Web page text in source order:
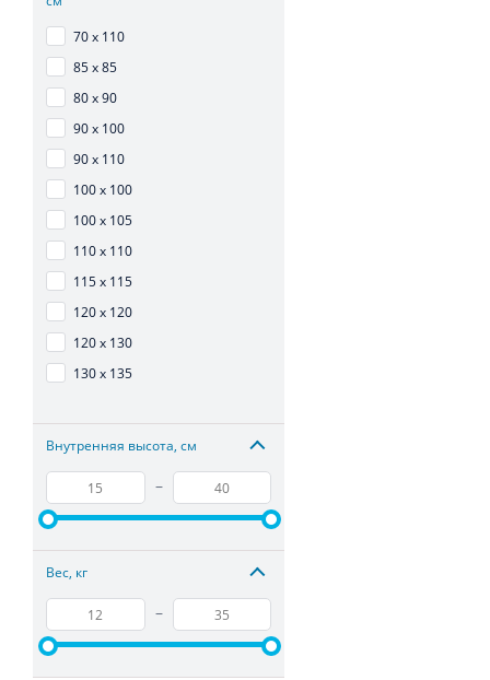
70 х 110
85 х 85
80 х 90
90 х 100
90 х 110
100 х 100
100 х 105
110 х 110
115 х 115
120 х 120
120 х 130
130 х 135
Внутренняя высота, см
–
Вес, кг
–